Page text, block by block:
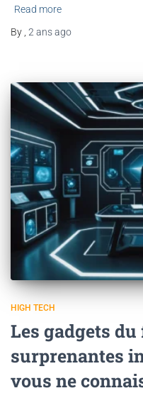
Read more
By 2 ansago
HIGH TECH
Les gadgets
surprenantes
vous ne